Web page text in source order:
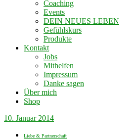
Coaching
Events
DEIN NEUES LEBEN
Gefühlskurs
Produkte
Kontakt
Jobs
Mithelfen
Impressum
Danke sagen
Über mich
Shop
10. Januar 2014
Liebe & Partnerschaft